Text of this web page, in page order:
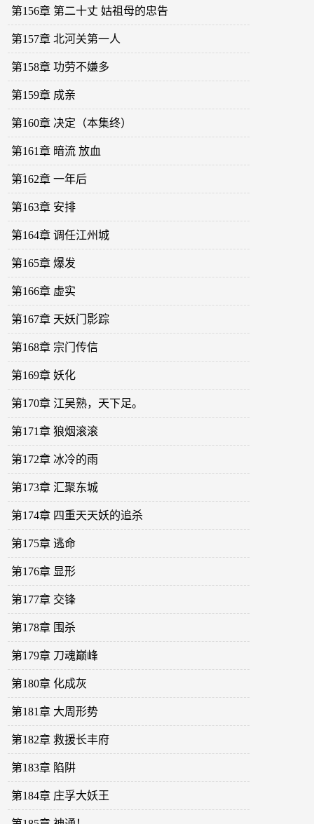
第156章 第二十丈 姑祖母的忠告
第157章 北河关第一人
第158章 功劳不嫌多
第159章 成亲
第160章 决定（本集终）
第161章 暗流 放血
第162章 一年后
第163章 安排
第164章 调任江州城
第165章 爆发
第166章 虚实
第167章 天妖门影踪
第168章 宗门传信
第169章 妖化
第170章 江吴熟，天下足。
第171章 狼烟滚滚
第172章 冰冷的雨
第173章 汇聚东城
第174章 四重天天妖的追杀
第175章 逃命
第176章 显形
第177章 交锋
第178章 围杀
第179章 刀魂巅峰
第180章 化成灰
第181章 大周形势
第182章 救援长丰府
第183章 陷阱
第184章 庄孚大妖王